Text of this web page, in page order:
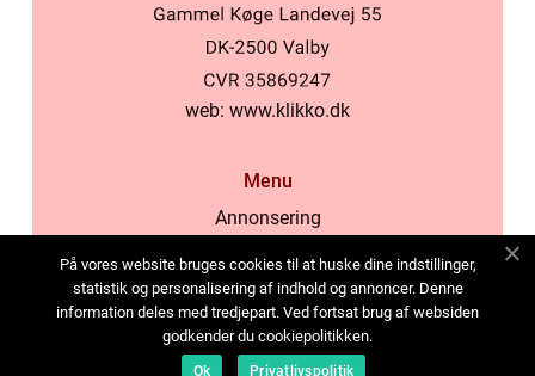
web: www.klikko.dk
Menu
Annonsering
Cookies
Kontakta oss
Sitemap
På vores website bruges cookies til at huske dine indstillinger,
statistik og personalisering af indhold og annoncer. Denne
information deles med tredjepart. Ved fortsat brug af websiden
godkender du cookiepolitikken.
Ok Privatlivspolitik